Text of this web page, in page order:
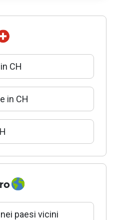
CH
in CH
paesi vicini